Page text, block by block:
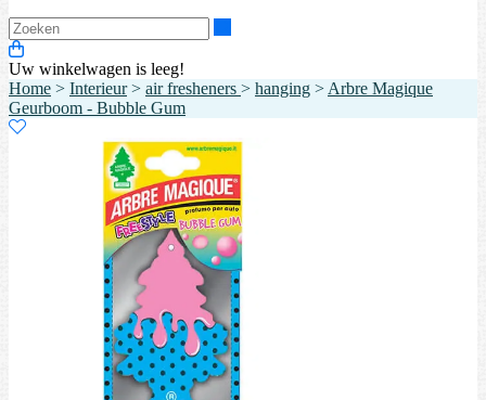
Uw winkelwagen is leeg!
Home > Interieur> air fresheners > hanging > Arbre Magique
Geurboom - Bubble Gum